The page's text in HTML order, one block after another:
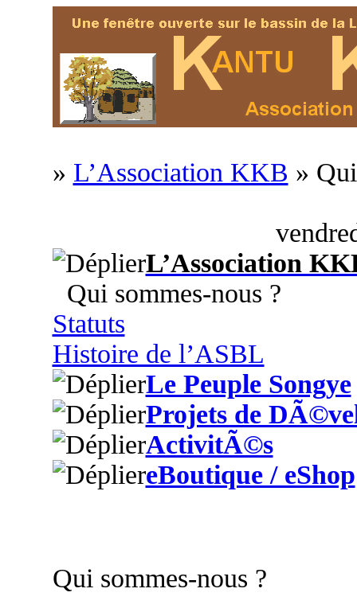
» L’Association KKB »
L’Association
Qui sommes-nous ?
Statuts
Histoire de l’ASBL
Le Peuple Songye
Projets de
ActivitÃ©s
eBoutique / eShop
Qui sommes-nous ?